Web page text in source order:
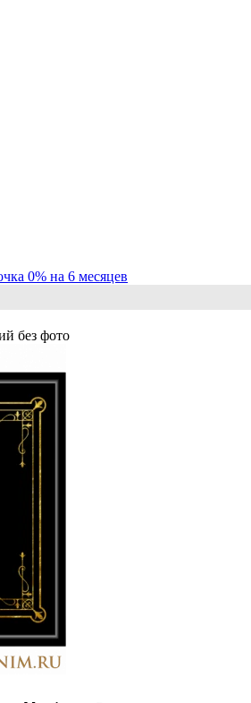
0% на 6 месяцев
без фото